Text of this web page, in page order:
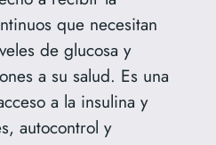
que necesitan
de glucosa y
a su salud. Es una
a la insulina y
autocontrol y